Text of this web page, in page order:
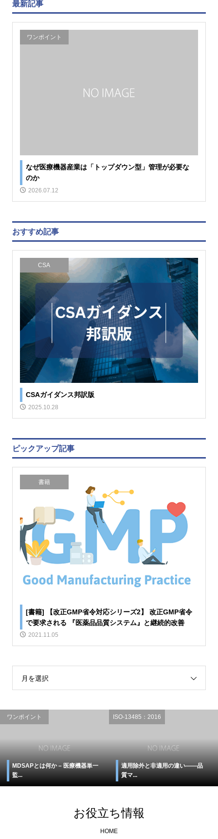
最新記事
ワンポイント
なぜ医療機器産業は「トップダウン型」管理が必要な
のか
2026.07.12
おすすめ記事
CSA
CSAガイダンス邦訳版
2025.10.28
ピックアップ記事
書籍
[書籍] 【改正GMP省令対応シリーズ2】 改正GMP省令
で要求される 『医薬品品質システム』と継続的改善
2021.11.05
月を選択
ワンポイント
MDSAPとは何か – 医療機器単一
監...
ISO-13485：2016
適用除外と非適用の違い――品
質マ...
お役立ち情報
HOME